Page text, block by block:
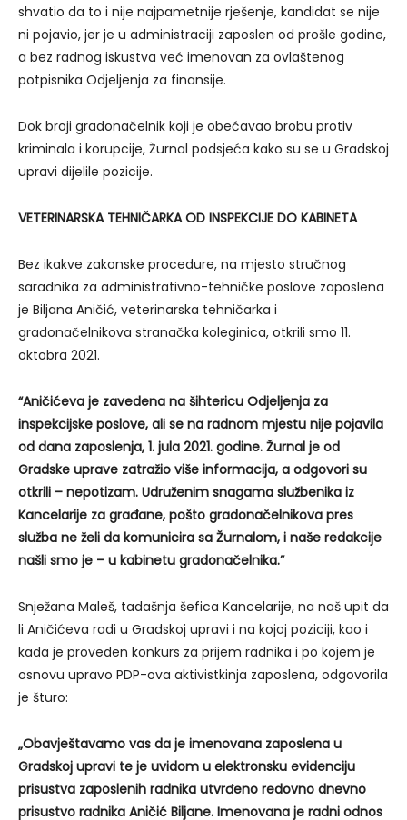
shvatio da to i nije najpametnije rješenje, kandidat se nije
ni pojavio, jer je u administraciji zaposlen od prošle godine,
a bez radnog iskustva već imenovan za ovlaštenog
potpisnika Odjeljenja za finansije.
Dok broji gradonačelnik koji je obećavao brobu protiv
kriminala i korupcije, Žurnal podsjeća kako su se u Gradskoj
upravi dijelile pozicije.
VETERINARSKA TEHNIČARKA OD INSPEKCIJE DO KABINETA
Bez ikakve zakonske procedure, na mjesto stručnog
saradnika za administrativno-tehničke poslove zaposlena
je Biljana Aničić, veterinarska tehničarka i
gradonačelnikova stranačka koleginica, otkrili smo 11.
oktobra 2021.
“Aničićeva je zavedena na šihtericu Odjeljenja za
inspekcijske poslove, ali se na radnom mjestu nije pojavila
od dana zaposlenja, 1. jula 2021. godine. Žurnal je od
Gradske uprave zatražio više informacija, a odgovori su
otkrili – nepotizam. Udruženim snagama službenika iz
Kancelarije za građane, pošto gradonačelnikova pres
služba ne želi da komunicira sa Žurnalom, i naše redakcije
našli smo je – u kabinetu gradonačelnika.”
Snježana Maleš, tadašnja šefica Kancelarije, na naš upit da
li Aničićeva radi u Gradskoj upravi i na kojoj poziciji, kao i
kada je proveden konkurs za prijem radnika i po kojem je
osnovu upravo PDP-ova aktivistkinja zaposlena, odgovorila
je šturo:
„Obavještavamo vas da je imenovana zaposlena u
Gradskoj upravi te je uvidom u elektronsku evidenciju
prisustva zaposlenih radnika utvrđeno redovno dnevno
prisustvo radnika Aničić Biljane. Imenovana je radni odnos